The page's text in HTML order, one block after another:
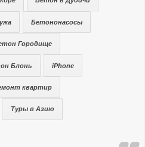
Бетононасосы
Городище
Блонь iPhone
квартир
Туры в Азию